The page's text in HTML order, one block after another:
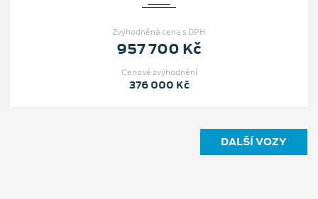
Zvýhodněná cena s DPH
957 700 Kč
Cenové zvýhodnění
376 000 Kč
DALŠÍ VOZY